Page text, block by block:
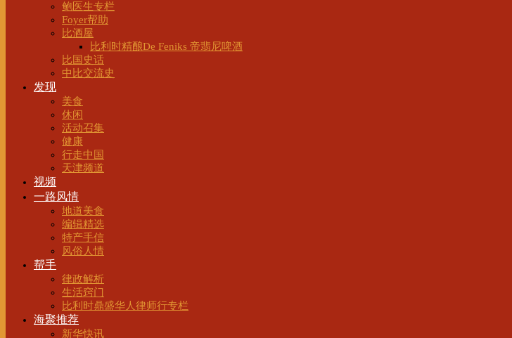
鲍医生专栏
Foyer帮助
比酒屋
比利时精酿De Feniks 帝翡尼啤酒
比国史话
中比交流史
发现
美食
休闲
活动召集
健康
行走中国
天津频道
视频
一路风情
地道美食
编辑精选
特产手信
风俗人情
帮手
律政解析
生活窍门
比利时鼎盛华人律师行专栏
海聚推荐
新华快讯